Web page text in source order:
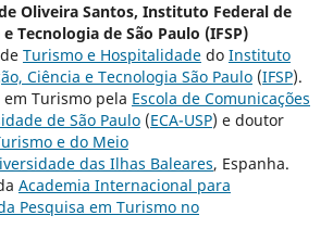
Oliveira Santos, Instituto Federal de
Tecnologia de São Paulo (IFSP)
Turismo e Hospitalidadedo Instituto
Ciência e Tecnologia São Paulo(IFSP).
Turismo pela Escola de Comunicações
de São Paulo(ECA-USP) e doutor
e do Meio
das Ilhas Baleares, Espanha.
Academia Internacional para
Pesquisa em Turismo no